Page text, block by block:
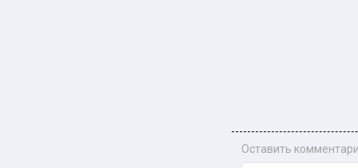
Оставить